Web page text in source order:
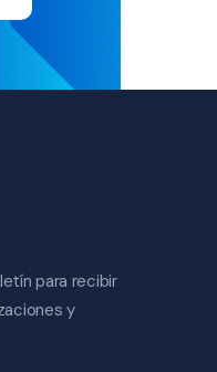
para recibir
y